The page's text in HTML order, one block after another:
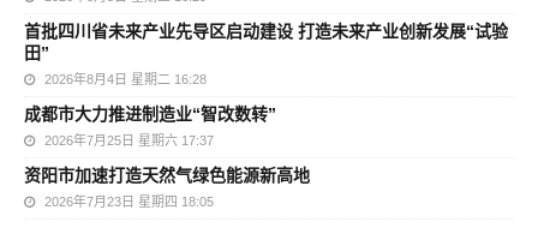
首批四川省未来产业先导区启动建设 打造未来产业创新发展“试验
田”
2026年8月4日 星期二 16:28
成都市大力推进制造业“智改数转”
2026年7月25日 星期六 17:37
资阳市加速打造天然气绿色能源新高地
2026年7月23日 星期四 18:05